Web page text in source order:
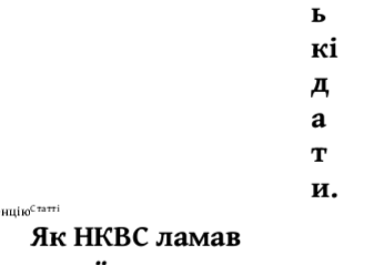
ь
кі
д
а
т
и.
Статті
Як НКВС ламав